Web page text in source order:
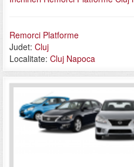
Remorci Platforme
Judet: Cluj
Localitate: Cluj Napoca